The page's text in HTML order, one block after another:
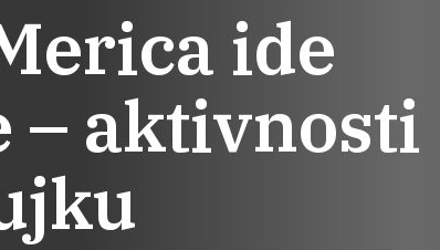
ide
– aktivnosti